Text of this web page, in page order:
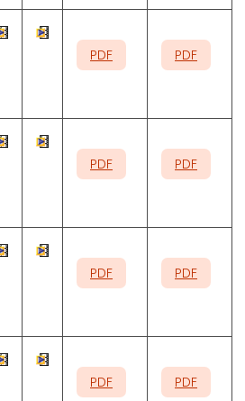
PDF PDF
PDF PDF
PDF PDF
PDF PDF